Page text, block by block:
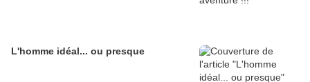
L'homme idéal... ou presque